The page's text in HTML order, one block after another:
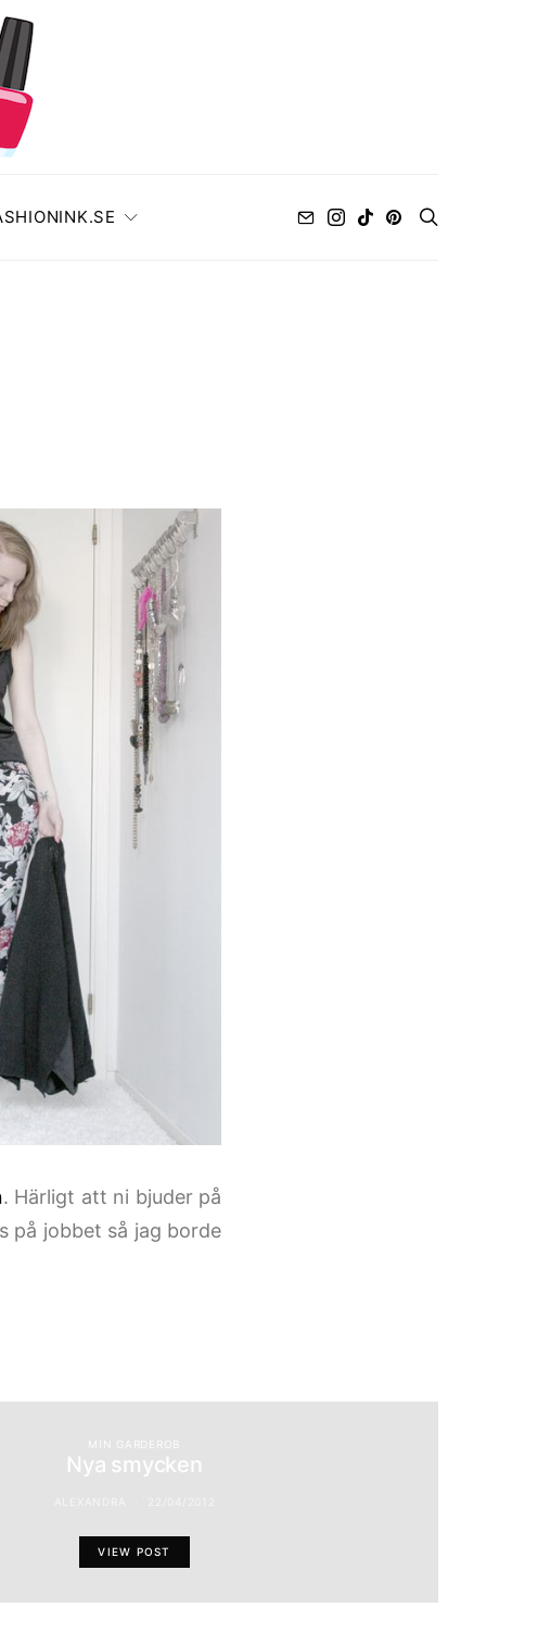
. Härligt att ni bjuder på
på jobbet så jag borde
MIN GARDEROB
Nya smycken
VIEW POST